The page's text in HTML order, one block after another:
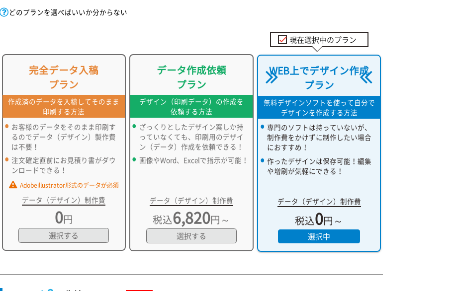
どのプランを選べばいいか分からない
完全データ入稿
プラン
作成済のデータを入稿してそのまま
印刷する方法
お客様のデータをそのまま印刷す
るのでデータ（デザイン）製作費
は不要！
注文確定直前にお見積り書がダウ
ンロードできる！
Adobeillustrator形式のデータが必須
データ（デザイン）制作費
0円
選択する
データ作成依頼
プラン
デザイン（印刷データ）の作成を
依頼する方法
ざっくりとしたデザイン案しか持
っていなくても、印刷用のデザイ
ン（データ）作成を依頼できる！
画像やWord、Excelで指示が可能！
データ（デザイン）制作費
税込6,820円～
選択する
現在選択中のプラン
WEB上でデザイン作成
プラン
無料デザインソフトを使って自分で
デザインを作成する方法
専門のソフトは持っていないが、
制作費をかけずに制作したい場合
におすすめ！
作ったデザインは保存可能！編集
や増刷が気軽にできる！
データ（デザイン）制作費
税込0円～
選択中